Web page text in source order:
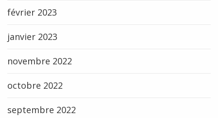
février 2023
janvier 2023
novembre 2022
octobre 2022
septembre 2022